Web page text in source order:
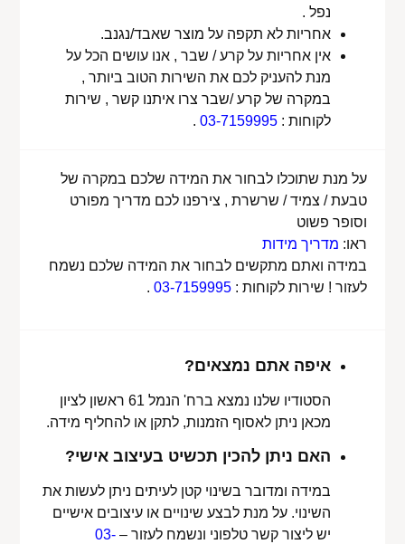
נפל .
אחריות לא תקפה על מוצר שאבד/נגנב.
אין אחריות על קרע / שבר , אנו עושים הכל על
מנת להעניק לכם את השירות הטוב ביותר ,
במקרה של קרע /שבר צרו איתנו קשר , שירות
לקוחות :03-7159995
.
על מנת שתוכלו לבחור את המידה שלכם במקרה של
טבעת / צמיד / שרשרת , צירפנו לכם מדריך מפורט
וסופר פשוט
ראו: מדריך מידות
במידה ואתם מתקשים לבחור את המידה שלכם נשמח
לעזור ! שירות לקוחות :03-7159995
.
איפה אתם נמצאים?
הסטודיו שלנו נמצא ברח' הנמל 61 ראשון לציון
מכאן ניתן לאסוף הזמנות, לתקן או להחליף מידה.
האם ניתן להכין תכשיט בעיצוב אישי?
במידה ומדובר בשינוי קטן לעיתים ניתן לעשות את
השינוי. על מנת לבצע שינויים או עיצובים אישיים
יש ליצור קשר טלפוני ונשמח לעזור –03-